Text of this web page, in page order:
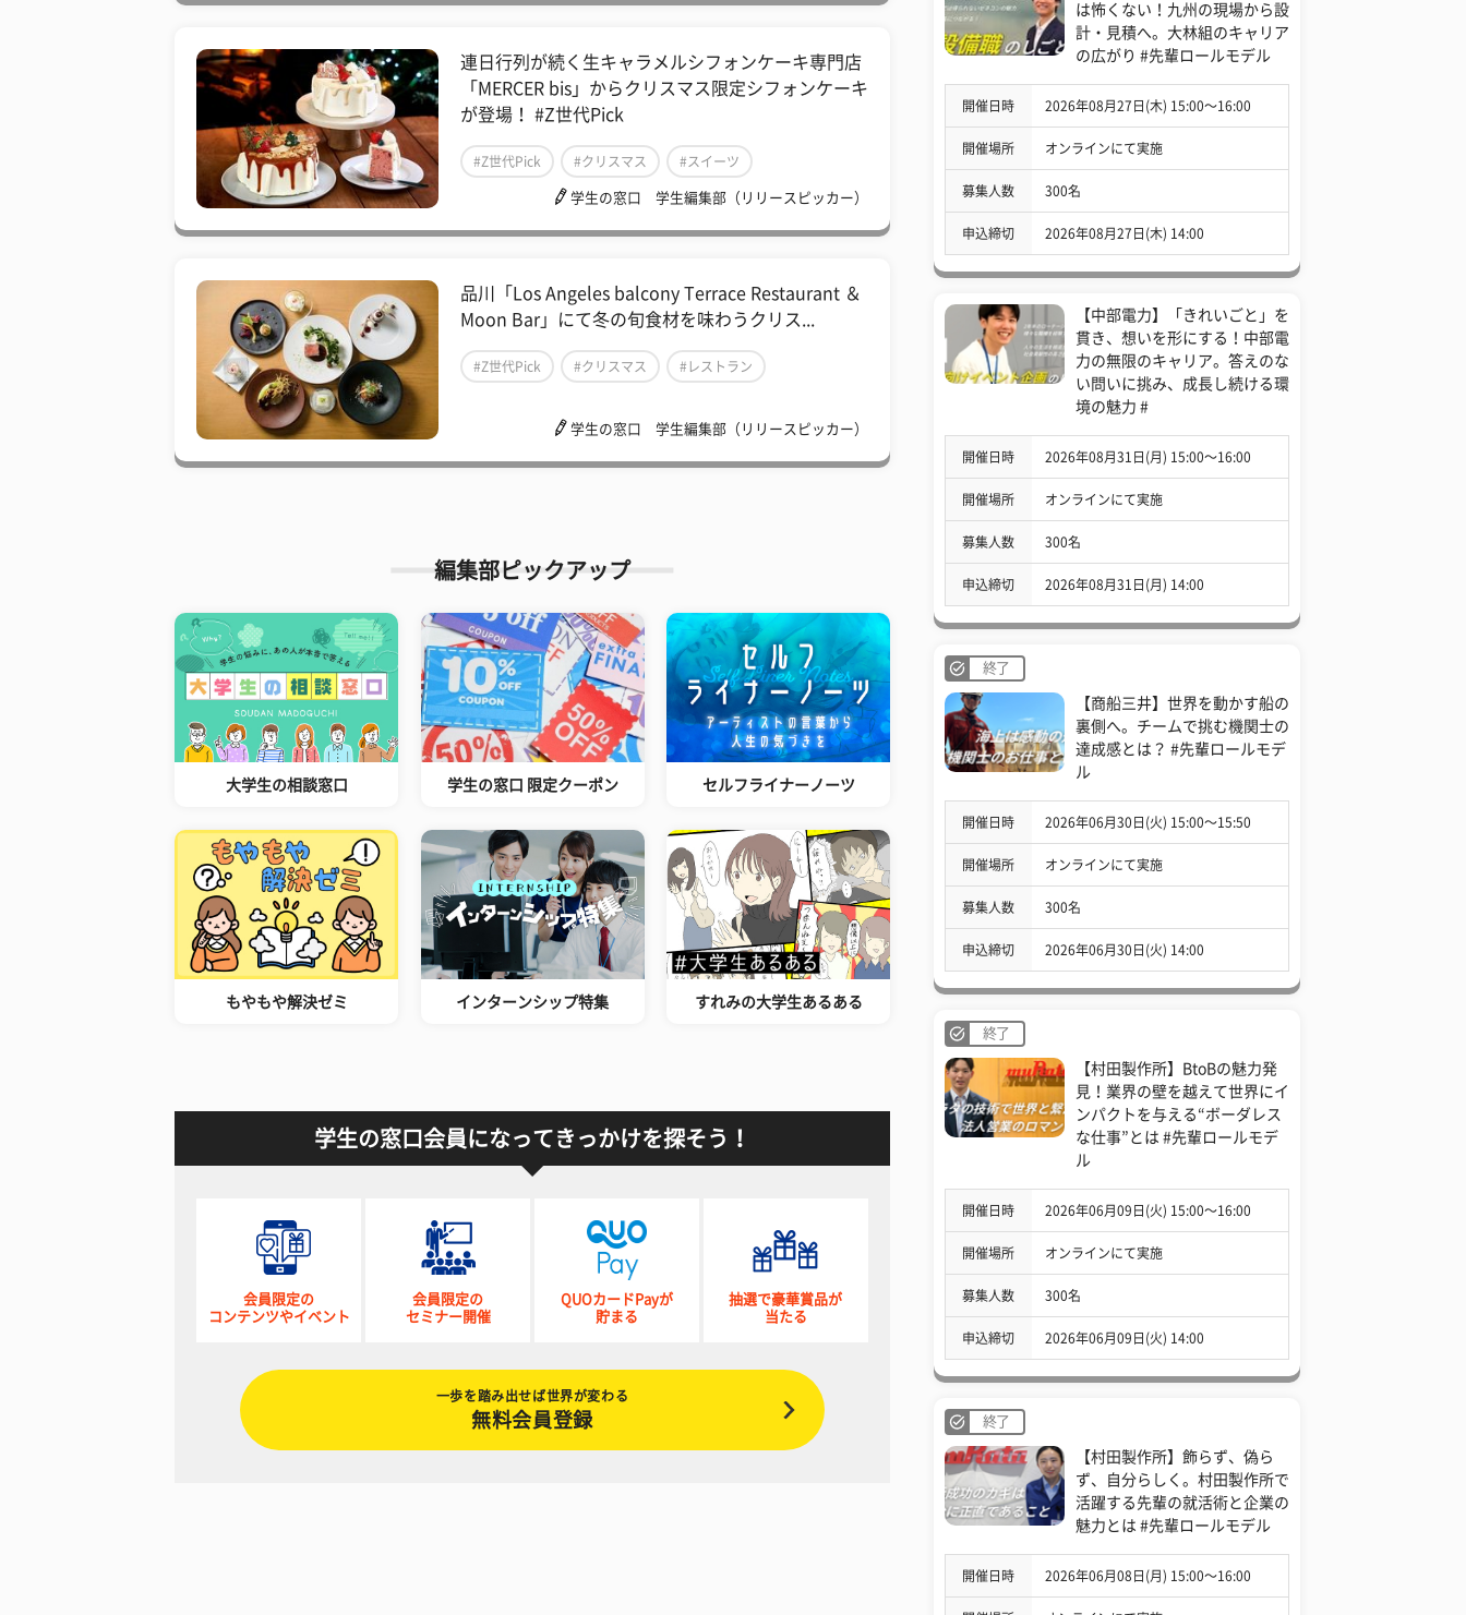
連日行列が続く生キャラメルシフォンケーキ専門店
「MERCER bis」からクリスマス限定シフォンケーキ
が登場！ #Z世代Pick
#Z世代Pick #クリスマス #スイーツ
学生の窓口 学生編集部（リリースピッカー）
品川「Los Angeles balcony Terrace Restaurant ＆
Moon Bar」にて冬の旬食材を味わうクリス...
#Z世代Pick #クリスマス #レストラン
学生の窓口 学生編集部（リリースピッカー）
編集部ピックアップ
大学生の相談窓口 学生の窓口 限定クーポン セルフライナーノーツ
もやもや解決ゼミ インターンシップ特集 すれみの大学生あるある
学生の窓口会員になってきっかけを探そう！
会員限定の
コンテンツやイベント
会員限定の
セミナー開催
QUOカードPayが
貯まる
抽選で豪華賞品が
当たる
一歩を踏み出せば世界が変わる
無料会員登録
は怖くない！九州の現場から設
計・見積へ。大林組のキャリア
の広がり #先輩ロールモデル
開催日時 2026年08月27日(木) 15:00〜16:00
開催場所 オンラインにて実施
募集人数 300名
申込締切 2026年08月27日(木) 14:00
【中部電力】「きれいごと」を
貫き、想いを形にする！中部電
力の無限のキャリア。答えのな
い問いに挑み、成長し続ける環
境の魅力 #
開催日時 2026年08月31日(月) 15:00〜16:00
開催場所 オンラインにて実施
募集人数 300名
申込締切 2026年08月31日(月) 14:00
終了
【商船三井】世界を動かす船の
裏側へ。チームで挑む機関士の
達成感とは？ #先輩ロールモデ
ル
開催日時 2026年06月30日(火) 15:00〜15:50
開催場所 オンラインにて実施
募集人数 300名
申込締切 2026年06月30日(火) 14:00
終了
【村田製作所】BtoBの魅力発
見！業界の壁を越えて世界にイ
ンパクトを与える“ボーダレス
な仕事”とは #先輩ロールモデ
ル
開催日時 2026年06月09日(火) 15:00〜16:00
開催場所 オンラインにて実施
募集人数 300名
申込締切 2026年06月09日(火) 14:00
終了
【村田製作所】飾らず、偽ら
ず、自分らしく。村田製作所で
活躍する先輩の就活術と企業の
魅力とは #先輩ロールモデル
開催日時 2026年06月08日(月) 15:00〜16:00